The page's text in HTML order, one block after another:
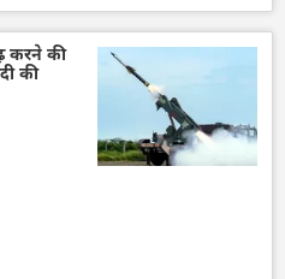
पाकिस्तान
करने की
की